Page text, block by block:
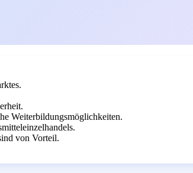
Weiterbildungsmöglichkeiten.
von Vorteil.